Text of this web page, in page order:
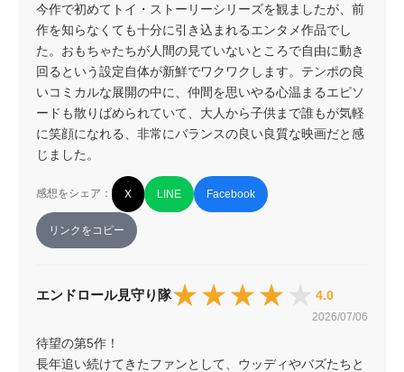
今作で初めてトイ・ストーリーシリーズを観ましたが、前
作を知らなくても十分に引き込まれるエンタメ作品でし
た。おもちゃたちが人間の見ていないところで自由に動き
回るという設定自体が新鮮でワクワクします。テンポの良
いコミカルな展開の中に、仲間を思いやる心温まるエピソ
ードも散りばめられていて、大人から子供まで誰もが気軽
に笑顔になれる、非常にバランスの良い良質な映画だと感
じました。
感想をシェア： X LINE Facebook
リンクをコピー
エンドロール見守り隊★★★★★
★★★★★ 4.0
2026/07/06
待望の第5作！
長年追い続けてきたファンとして、ウッディやバズたちと